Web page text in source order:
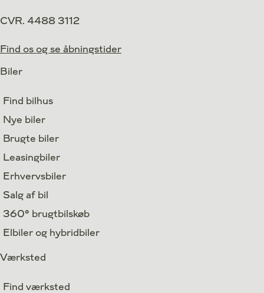
CVR. 4488 3112
Find os og se åbningstider
Biler
Find bilhus
Nye biler
Brugte biler
Leasingbiler
Erhvervsbiler
Salg af bil
360° brugtbilskøb
Elbiler og hybridbiler
Værksted
Find værksted